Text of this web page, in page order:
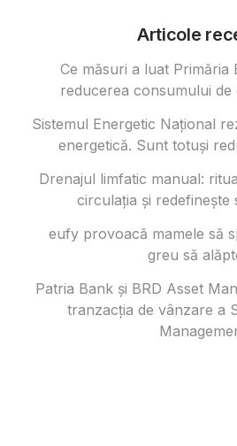
Articole
Ce măsuri a luat Primăria
reducerea consumului de
Sistemul Energetic Național
energetică. Sunt totuși
Drenajul limfatic manual:
circulația și redefinește
eufy provoacă mamele să
greu să
Patria Bank și BRD Asset
tranzacția de vânzare a